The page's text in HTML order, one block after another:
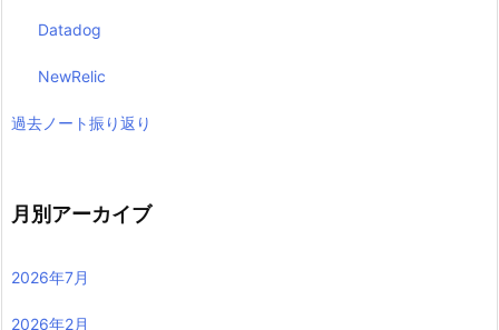
Datadog
NewRelic
過去ノート振り返り
月別アーカイブ
2026年7月
2026年2月